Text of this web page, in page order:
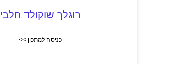
רוגלך שוקולד חלבי
כניסה למתכון >>